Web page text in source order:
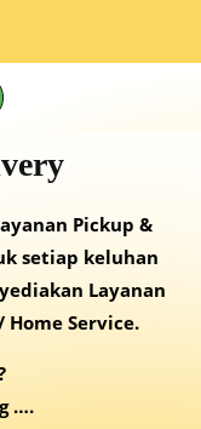
Pickup &
setiap keluhan
Layanan
Home Service.
….